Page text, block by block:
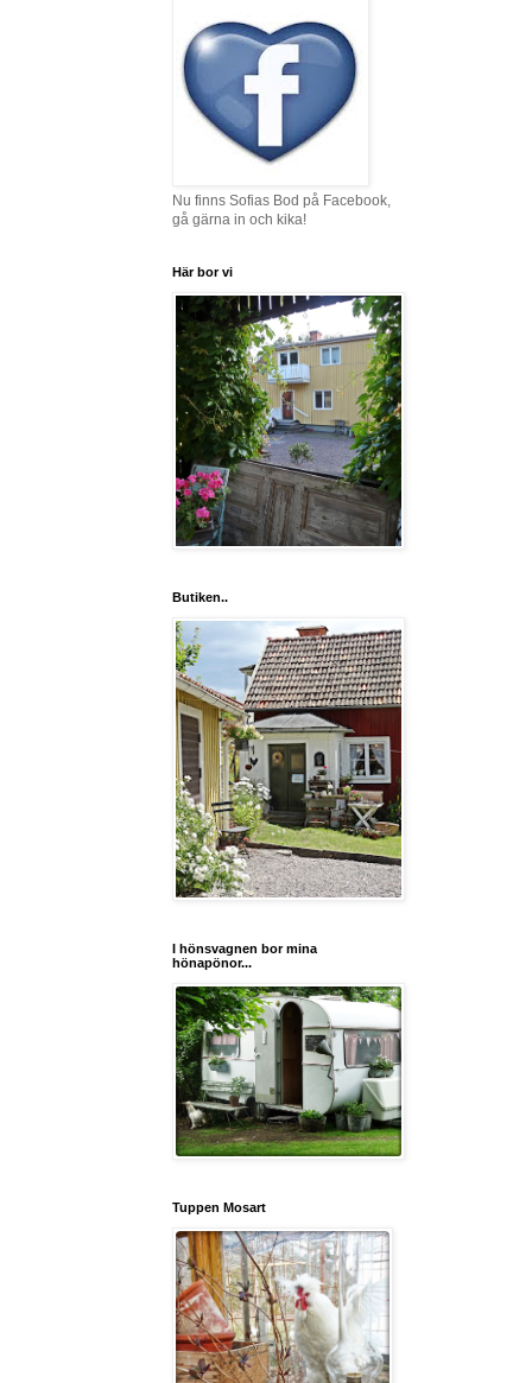
Nu finns Sofias Bod på Facebook,
gå gärna in och kika!
Här bor vi
Butiken..
I hönsvagnen bor mina
hönapönor...
Tuppen Mosart